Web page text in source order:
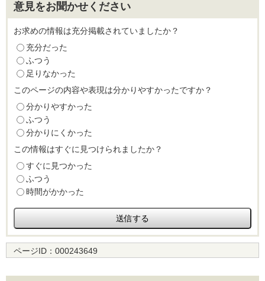
意見をお聞かせください
お求めの情報は充分掲載されていましたか？
充分だった
ふつう
足りなかった
このページの内容や表現は分かりやすかったですか？
分かりやすかった
ふつう
分かりにくかった
この情報はすぐに見つけられましたか？
すぐに見つかった
ふつう
時間がかかった
ページID： 000243649